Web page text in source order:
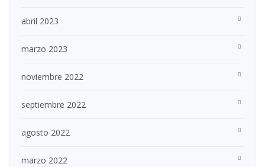
abril 2023
marzo 2023
noviembre 2022
septiembre 2022
agosto 2022
marzo 2022